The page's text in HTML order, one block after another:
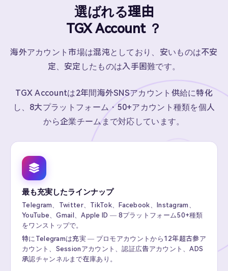
選ばれる理由
TGX Account ？
海外アカウント市場は混沌としており、安いものは不安
定、安定したものは入手困難です。
TGX Accountは2年間海外SNSアカウント供給に特化
し、8大プラットフォーム・50+アカウント種類を個人
から企業チームまで対応しています。
最も充実したラインナップ
Telegram、Twitter、TikTok、Facebook、Instagram、
YouTube、Gmail、Apple ID — 8プラットフォーム50+種類
をワンストップで。
特にTelegramは充実 — プロモアカウントから12年超古参ア
カウント、Sessionアカウント、認証広告アカウント、ADS
承認チャンネルまで在庫あり。